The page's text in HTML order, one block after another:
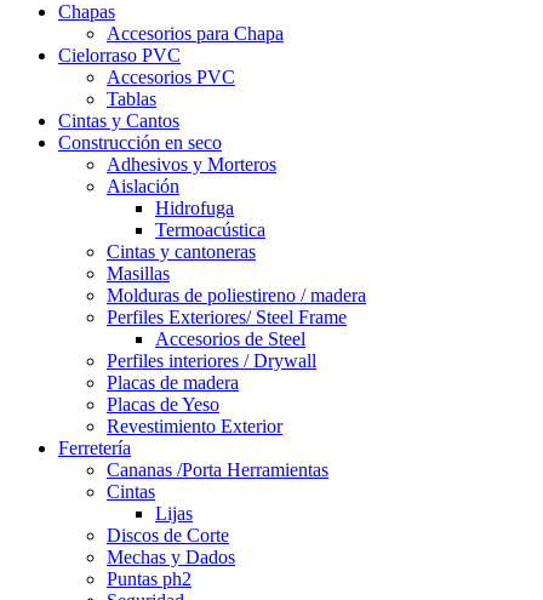
Chapas
Accesorios para Chapa
Cielorraso PVC
Accesorios PVC
Tablas
Cintas y Cantos
Construcción en seco
Adhesivos y Morteros
Aislación
Hidrofuga
Termoacústica
Cintas y cantoneras
Masillas
Molduras de poliestireno / madera
Perfiles Exteriores/ Steel Frame
Accesorios de Steel
Perfiles interiores / Drywall
Placas de madera
Placas de Yeso
Revestimiento Exterior
Ferretería
Cananas /Porta Herramientas
Cintas
Lijas
Discos de Corte
Mechas y Dados
Puntas ph2